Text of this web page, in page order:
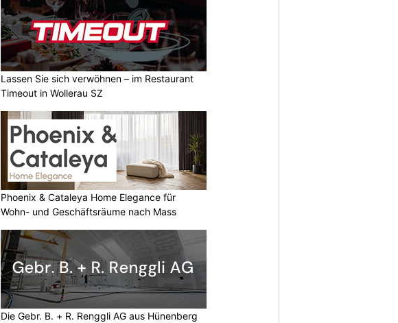
Lassen Sie sich verwöhnen – im Restaurant
Timeout in Wollerau SZ
Phoenix & Cataleya Home Elegance für
Wohn- und Geschäftsräume nach Mass
Die Gebr. B. + R. Renggli AG aus Hünenberg